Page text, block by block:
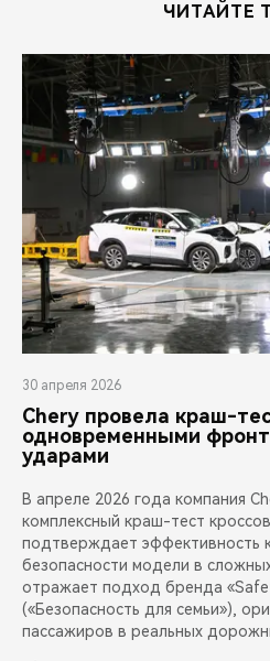
ЧИТАЙТЕ
30 апреля 2026
Chery провела краш-
одновременными
ударами
В апреле 2026 года компания
комплексный краш-тест
подтверждает эффективность
безопасности модели в
отражает подход бренда
(«Безопасность для семьи»),
пассажиров в реальных